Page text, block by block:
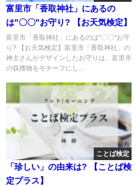
富里市「香取神社」にあるの
は"〇〇"お守り? 【お天気検定】
富里市「香取神社」にあるのは"〇〇"お守
り? 【お天気検定】富里市「香取神社」の
神主さんがデザインしたお守りは、富里市
の収穫物をモチーフにし...
ことば検定
「珍しい」の由来は? 【ことば検
定プラス】